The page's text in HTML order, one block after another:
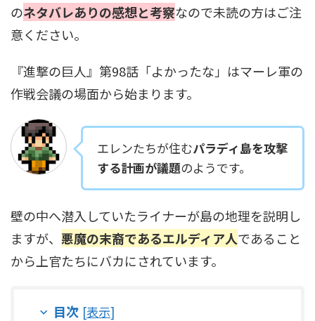
のネタバレありの感想と考察なので未読の方はご注
意ください。
『進撃の巨人』第98話「よかったな」はマーレ軍の
作戦会議の場面から始まります。
エレンたちが住むパラディ島を攻撃
する計画が議題のようです。
壁の中へ潜入していたライナーが島の地理を説明し
ますが、 悪魔の末裔であるエルディア人であること
から上官たちにバカにされています。
目次 [表示]